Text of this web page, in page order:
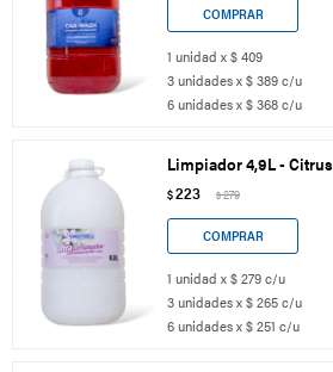
1 unidad x $ 409
3 unidades x $ 389 c/u
6 unidades x $ 368 c/u
Limpiador 4,9L - Citrus
$223 $279
1 unidad x $ 279 c/u
3 unidades x $ 265 c/u
6 unidades x $ 251 c/u